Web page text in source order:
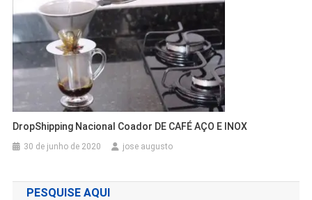
DropShipping Nacional Coador DE CAFÉ AÇO E INOX
30 de junho de 2020 jose augusto
PESQUISE AQUI